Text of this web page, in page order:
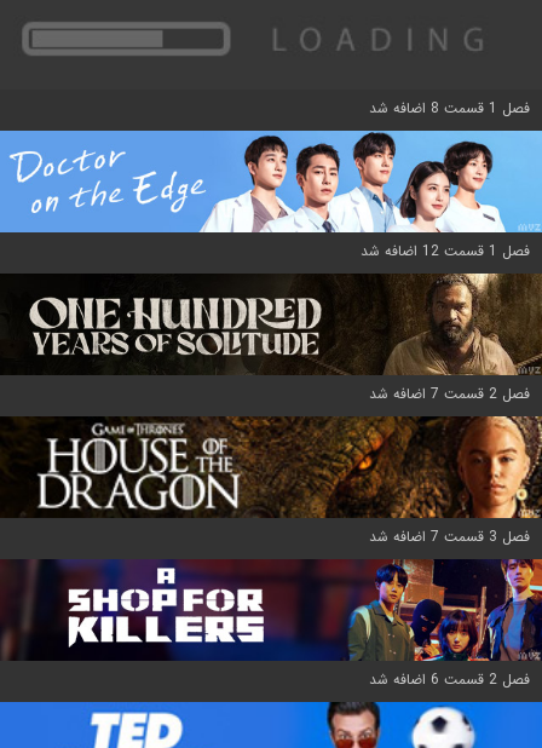
فصل 1 قسمت 8 اضافه شد
فصل 1 قسمت 12 اضافه شد
فصل 2 قسمت 7 اضافه شد
فصل 3 قسمت 7 اضافه شد
فصل 2 قسمت 6 اضافه شد